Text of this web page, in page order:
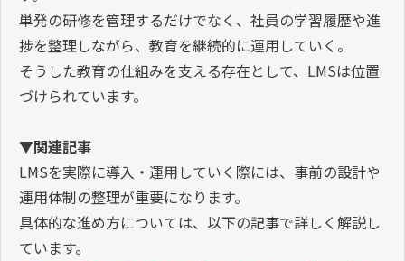
単発の研修を管理するだけでなく、社員の学習履歴や進
捗を整理しながら、教育を継続的に運用していく。
そうした教育の仕組みを支える存在として、LMSは位置
づけられています。
▼関連記事
LMSを実際に導入・運用していく際には、事前の設計や
運用体制の整理が重要になります。
具体的な進め方については、以下の記事で詳しく解説し
ています。